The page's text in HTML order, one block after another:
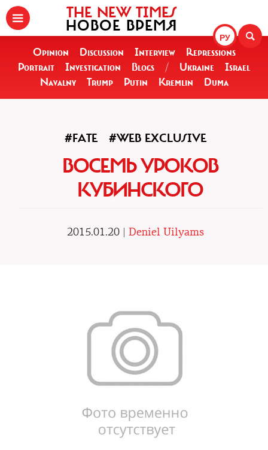
РУ
THE NEW TIMES
НОВОЕ ВРЕМЯ
Opinion Discussion Interview
Repressions
Portrait
Investigation Blogs / Ukraine
Israel
Navalny
Trump Putin Kremlin Duma
#FATE #WEB EXCLUSIVE
ВОСЕМЬ УРОКОВ
КУБИНСКОГО
2015.01.20 | Deniel Uilyams